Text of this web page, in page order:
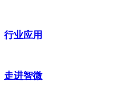
行业应用
走进智微